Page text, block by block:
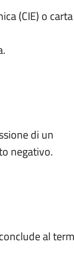
(CIE) o carta
di un
negativo.
al